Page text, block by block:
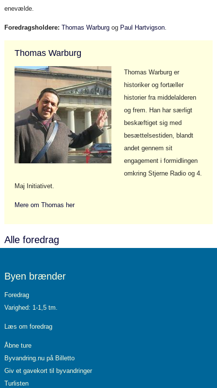
enevælde.
Foredragsholdere: Thomas Warburgog Paul Hartvigson.
Thomas Warburg
Thomas Warburg er
historiker og fortæller
historier fra middelalderen
og frem. Han har særligt
beskæftiget sig med
besættelsestiden, blandt
andet gennem sit
engagement i formidlingen
omkring Stjerne Radio og 4.
Maj Initiativet.
Mere om Thomas her
Alle foredrag
Byen brænder
Foredrag
Varighed: 1-1,5 tm.
Læs om foredrag
Åbne ture
Byvandring.nu på Billetto
Giv et gavekort til byvandringer
Turlisten